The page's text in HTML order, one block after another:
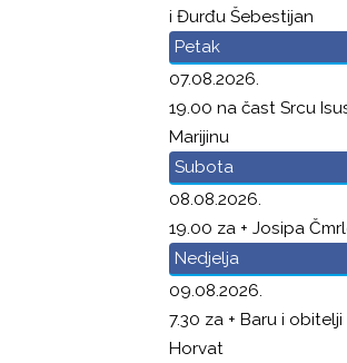
i Đurđu Šebestijan
Petak
07.08.2026.
19.00 na čast Srcu
Marijinu
Subota
08.08.2026.
19.00 za + Josipa
Nedjelja
09.08.2026.
7.30 za + Baru i obitelji
Horvat